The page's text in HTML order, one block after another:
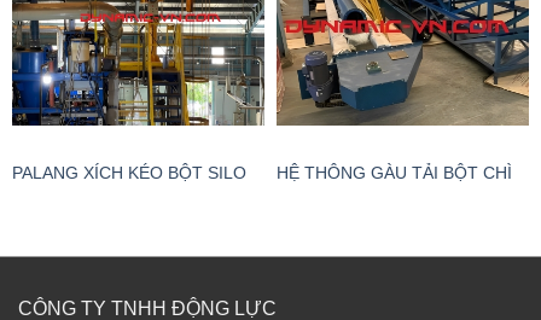
PALANG XÍCH KÉO BỘT SILO HỆ THÔNG GÀU TẢI BỘT CHÌ
CÔNG TY TNHH ĐỘNG LỰC